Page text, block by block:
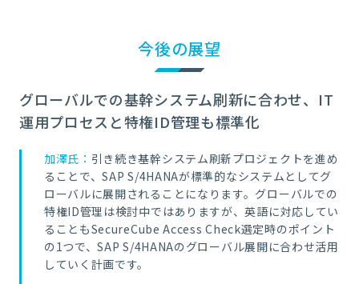
今後の展望
グローバルでの基幹システム刷新に合わせ、IT
運用プロセスと特権ID管理も標準化
加澤氏： 引き続き基幹システム刷新プロジェクトを進め
ることで、SAP S/4HANAが標準的なシステムとしてグ
ローバルに展開されることになります。グローバルでの
特権ID管理は検討中ではありますが、英語に対応してい
ることもSecureCube Access Check選定時のポイント
の1つで、SAP S/4HANAのグローバル展開に合わせ活用
していく計画です。